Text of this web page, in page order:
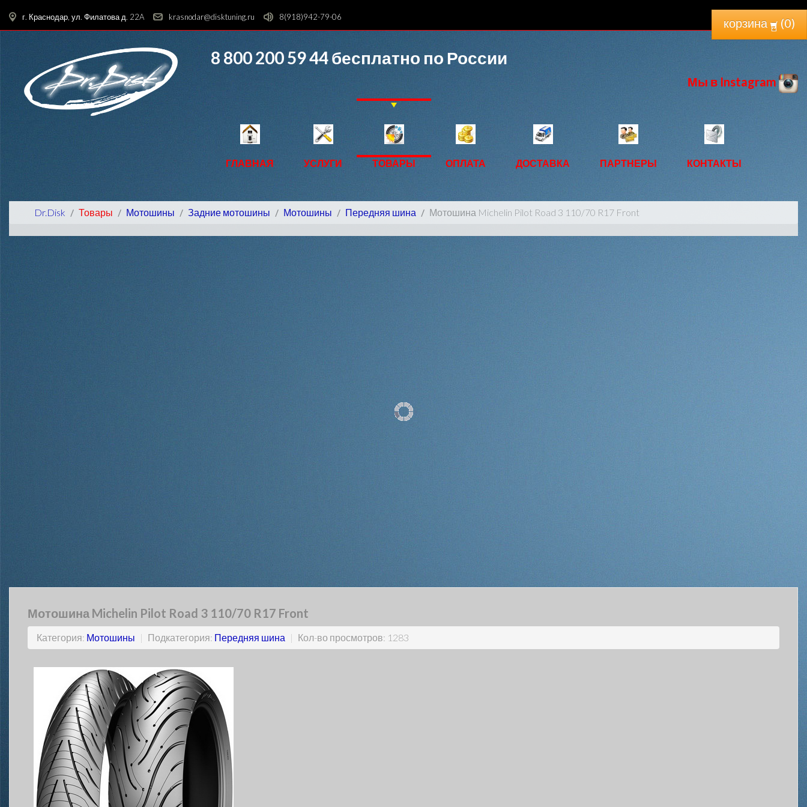
г. Краснодар, ул. Филатова д. 22A krasnodar@disktuning.ru 8(918)942-79-06 корзина (0)
8 800 200 59 44бесплатно по России
Мы в Instagram
ГЛАВНАЯ УСЛУГИ ТОВАРЫ ОПЛАТА ДОСТАВКА ПАРТНЕРЫ КОНТАКТЫ
Dr.Disk Товары Мотошины Задние мотошины Мотошины Передняя шина Мотошина Michelin Pilot Road 3 110/70 R17 Front
Мотошина Michelin Pilot Road 3 110/70 R17 Front
Категория: Мотошины | Подкатегория: Передняя шина | Кол-во просмотров: 1283